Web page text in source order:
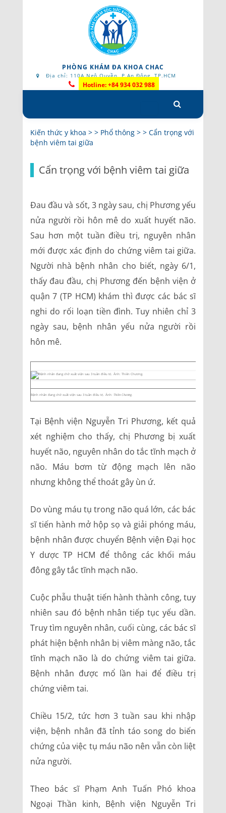
PHÒNG KHÁM ĐA KHOA CHAC
Địa chỉ: 110A Ngô Quyền, P.An Đông, TP.HCM
Hotline: +84 934 032 988
to
content
Kiến thức y khoa > > Phổ thông> > Cẩn trọng với
bệnh viêm tai giữa
Cẩn trọng với bệnh viêm tai giữa
Đau đầu và sốt, 3 ngày sau, chị Phương yếu
nửa người rồi hôn mê do xuất huyết não.
Sau hơn một tuần điều trị, nguyên nhân
mới được xác định do chứng viêm tai giữa.
Người nhà bệnh nhân cho biết, ngày 6/1,
thấy đau đầu, chị Phương đến bệnh viện ở
quận 7 (TP HCM) khám thì được các bác sĩ
nghi do rối loạn tiền đình. Tuy nhiên chỉ 3
ngày sau, bệnh nhân yếu nửa người rồi
hôn mê.
Bệnh nhân đang chờ xuất viện sau 3 tuần điều trị. Ảnh: Thiên Chương.
Tại Bệnh viện Nguyễn Tri Phương, kết quả
xét nghiệm cho thấy, chị Phương bị xuất
huyết não, nguyên nhân do tắc tĩnh mạch ở
não. Máu bơm từ động mạch lên não
nhưng không thể thoát gây ùn ứ.
Do vùng máu tụ trong não quá lớn, các bác
sĩ tiến hành mở hộp sọ và giải phóng máu,
bệnh nhân được chuyển Bệnh viện Đại học
Y dược TP HCM để thông các khối máu
đông gây tắc tĩnh mạch não.
Cuộc phẫu thuật tiến hành thành công, tuy
nhiên sau đó bệnh nhân tiếp tục yếu dần.
Truy tìm nguyên nhân, cuối cùng, các bác sĩ
phát hiện bệnh nhân bị viêm màng não, tắc
tĩnh mạch não là do chứng viêm tai giữa.
Bệnh nhân được mổ lần hai để điều trị
chứng viêm tai.
Chiều 15/2, tức hơn 3 tuần sau khi nhập
viện, bệnh nhân đã tỉnh táo song do biến
chứng của việc tụ máu não nên vẫn còn liệt
nửa người.
Theo bác sĩ Phạm Anh Tuấn Phó khoa
Ngoại Thần kinh, Bệnh viện Nguyễn Tri